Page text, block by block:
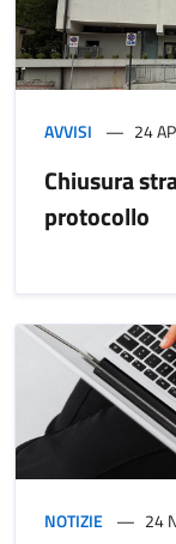
AVVISI 24
Chiusura
protocollo
NOTIZIE 24